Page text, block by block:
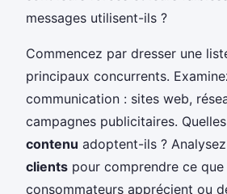
messages utilisent-ils ?
Commencez par dresser une
principaux concurrents.
communication : sites web,
campagnes publicitaires. Quelles
contenu adoptent-ils ?
clients pour comprendre ce que
consommateurs apprécient ou